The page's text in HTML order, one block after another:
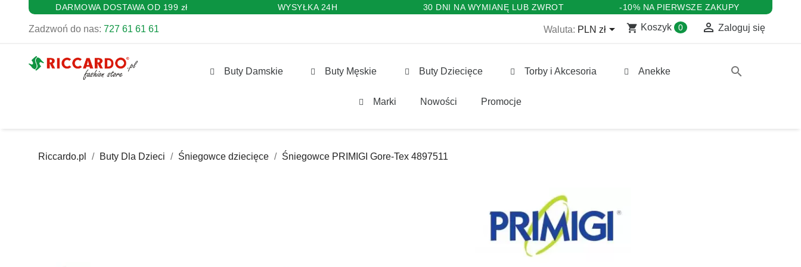
DARMOWA DOSTAWA OD 199 zł WYSYŁKA 24H 30 DNI NA WYMIANĘ LUB ZWROT -10% NA PIERWSZE ZAKUPY
Zadzwoń do nas: 727 61 61 61 Waluta: PLN zł shopping_cart Koszyk 0  Zaloguj się
Buty Damskie Buty Męskie Buty Dziecięce Torby i Akcesoria Anekke
Marki Nowości Promocje
search
Riccardo.pl Buty Dla Dzieci Śniegowce dziecięce Śniegowce PRIMIGI Gore-Tex 4897511